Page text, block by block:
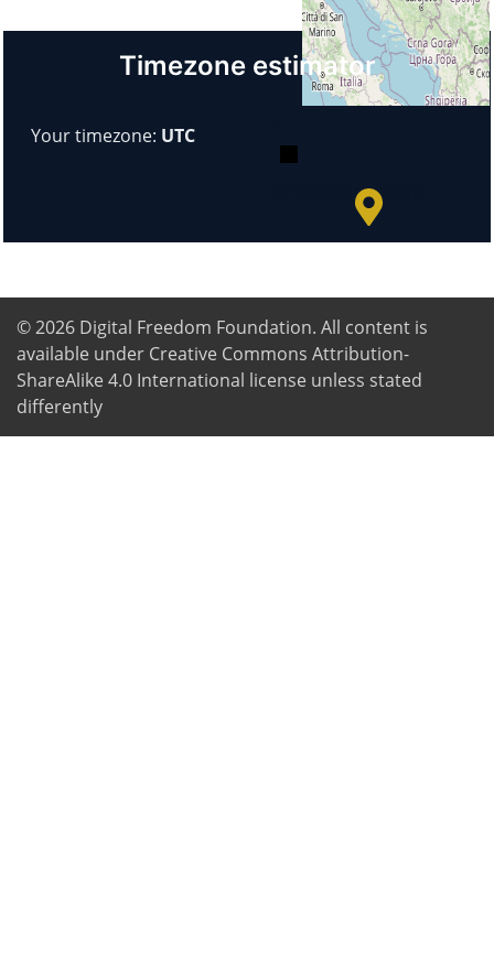
© OpenStreetMap
Timezone estimator
Your timezone: UTC
© 2026 Digital Freedom Foundation. All content is
available under Creative Commons Attribution-
ShareAlike 4.0 International license unless stated
differently